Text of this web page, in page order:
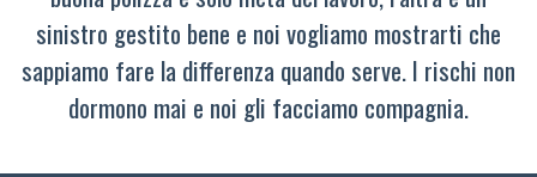
sinistro gestito bene e noi vogliamo mostrarti che
sappiamo fare la differenza quando serve. I rischi non
dormono mai e noi gli facciamo compagnia.